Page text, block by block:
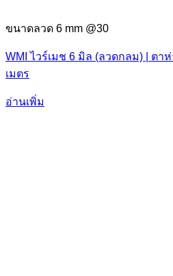
ขนาดลวด 6 mm @30
WMI ไวร์เมช 6 มิล (ลวดกลม) | ตา
เมตร
อ่านเพิ่ม